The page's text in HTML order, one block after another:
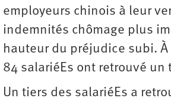
employeurs chinois à leur
indemnités chômage plus
hauteur du préjudice subi.
84 salariéEs ont retrouvé un
Un tiers des salariéEs a